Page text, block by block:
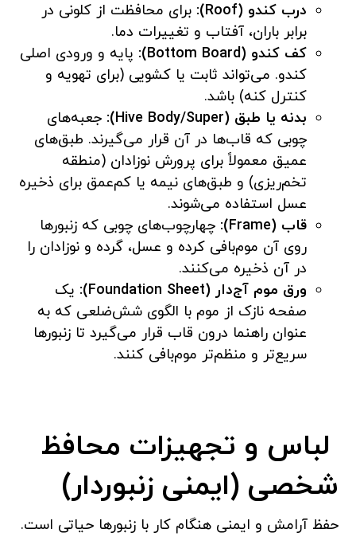
درب کندو (Roof):
برای محافظت از کلونی در
برابر باران، آفتاب و تغییرات دما.
کف کندو (Bottom Board):
پایه و ورودی اصلی
کندو. می‌تواند ثابت یا کشویی (برای تهویه و
کنترل کنه) باشد.
بدنه یا طبق (Hive Body/Super):
جعبه‌های
چوبی که قاب‌ها در آن قرار می‌گیرند. طبق‌های
عمیق معمولاً برای پرورش نوزادان (منطقه
تخم‌ریزی) و طبق‌های نیمه یا کم‌عمق برای ذخیره
عسل استفاده می‌شوند.
قاب (Frame):
چهارچوب‌های چوبی که زنبورها
روی آن موم‌بافی کرده و عسل، گرده و نوزادان را
در آن ذخیره می‌کنند.
ورق موم آج‌دار (Foundation Sheet):
یک
صفحه نازک از موم با الگوی شش‌ضلعی که به
عنوان راهنما درون قاب قرار می‌گیرد تا زنبورها
سریع‌تر و منظم‌تر موم‌بافی کنند.
لباس و تجهیزات محافظ
شخصی (ایمنی زنبوردار)
حفظ آرامش و ایمنی هنگام کار با زنبورها حیاتی است.